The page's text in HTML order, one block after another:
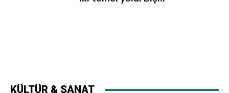
KÜLTÜR & SANAT